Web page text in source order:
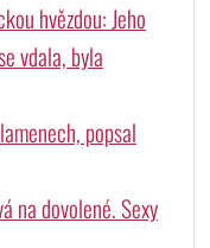
hvězdou: Jeho
vdala, byla
popsal
na dovolené. Sexy